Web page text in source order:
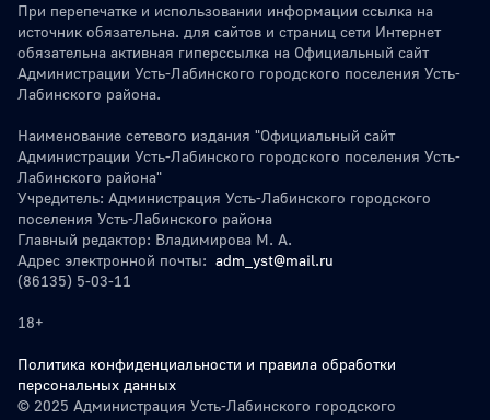
При перепечатке и использовании информации ссылка на
источник обязательна. для сайтов и страниц сети Интернет
обязательна активная гиперссылка на Официальный сайт
Администрации Усть-Лабинского городского поселения Усть-
Лабинского района.
Наименование сетевого издания "Официальный сайт
Администрации Усть-Лабинского городского поселения Усть-
Лабинского района"
Учредитель: Администрация Усть-Лабинского городского
поселения Усть-Лабинского района
Главный редактор: Владимирова М. А.
Адрес электронной почты: adm_yst@mail.ru
(86135) 5-03-11
18+
Политика конфиденциальности и правила обработки
персональных данных
© 2025 Администрация Усть-Лабинского городского